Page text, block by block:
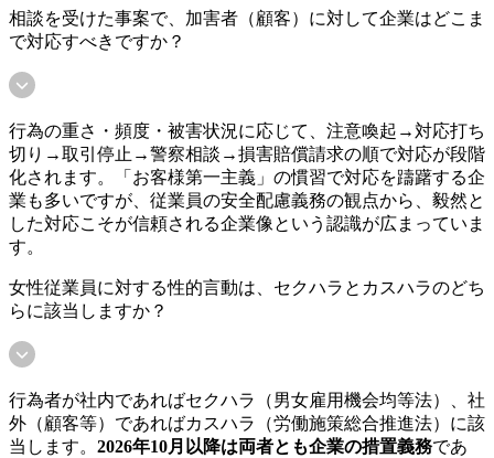
相談を受けた事案で、加害者（顧客）に対して企業はどこま
で対応すべきですか？
行為の重さ・頻度・被害状況に応じて、注意喚起→対応打ち
切り→取引停止→警察相談→損害賠償請求の順で対応が段階
化されます。「お客様第一主義」の慣習で対応を躊躇する企
業も多いですが、従業員の安全配慮義務の観点から、毅然と
した対応こそが信頼される企業像という認識が広まっていま
す。
女性従業員に対する性的言動は、セクハラとカスハラのどち
らに該当しますか？
行為者が社内であればセクハラ（男女雇用機会均等法）、社
外（顧客等）であればカスハラ（労働施策総合推進法）に該
当します。 2026年10月以降は両者とも企業の措置義務であ